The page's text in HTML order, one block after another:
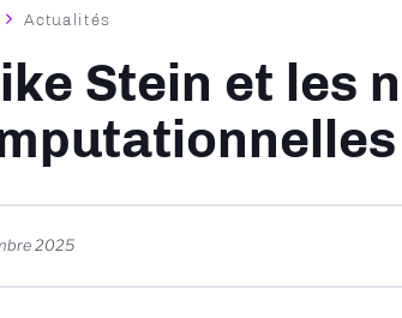
Actualités
Stein et les
2025